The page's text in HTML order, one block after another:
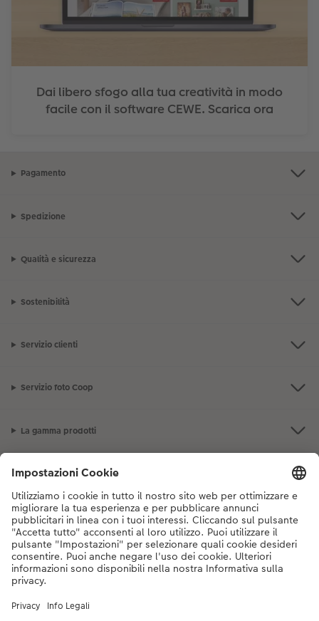
Dai libero sfogo alla tua creatività in modo
facile con il software CEWE. Scarica ora
Pagamento
Spedizione
Qualità e sicurezza
Sostenibilità
Servizio clienti
Servizio foto Coop
La gamma prodotti
I nostri consigli
Se hai domande sui prodotti o sull'ordine, non esitare a contattarci dal
lunedì alla domenica dalle 9:00 alle 20:00 (esclusi i giorni festivi) al
numero di telefono044 499 10 38 dal lunedì alla domenica, dalle 9:00 alle
20:00 (festività escluse)
DE|FR|IT